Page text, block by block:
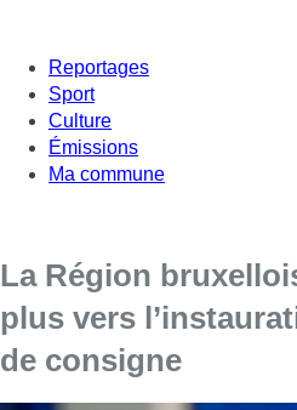
Reportages
Sport
Culture
Émissions
Ma commune
La Région
plus vers
de consigne